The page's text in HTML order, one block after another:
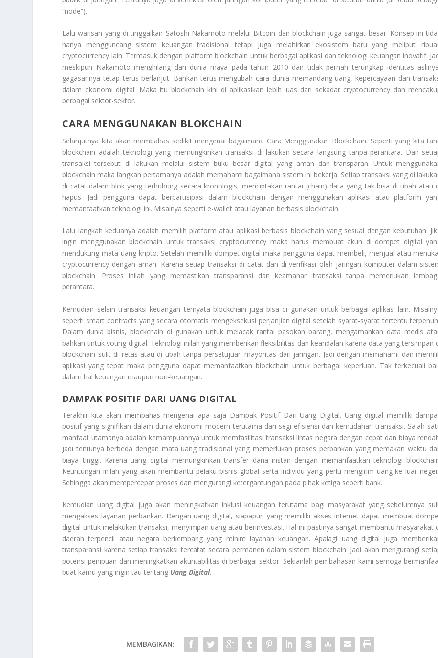
“node”).
Lalu warisan yang di tinggalkan Satoshi Nakamoto melalui Bitcoin dan blockchain juga sangat besar. Konsep ini
hanya mengguncang sistem keuangan tradisional tetapi juga melahirkan ekosistem baru yang meliputi
cryptocurrency lain. Termasuk dengan platform blockchain untuk berbagai aplikasi dan teknologi keuangan inovatif.
meskipun Nakamoto menghilang dari dunia maya pada tahun 2010 dan tidak pernah terungkap identitas
gagasannya tetap terus berlanjut. Bahkan terus mengubah cara dunia memandang uang, kepercayaan dan
dalam ekonomi digital. Maka itu blockchain kini di aplikasikan lebih luas dari sekadar cryptocurrency dan
berbagai sektor-sektor.
CARA MENGGUNAKAN BLOKCHAIN
Selanjutnya kita akan membahas sedikit mengenai bagaimana Cara Menggunakan Blockchain. Seperti yang kita
blockchain adalah teknologi yang memungkinkan transaksi di lakukan secara langsung tanpa perantara. Dan
transaksi tersebut di lakukan melalui sistem buku besar digital yang aman dan transparan. Untuk
blockchain maka langkah pertamanya adalah memahami bagaimana sistem ini bekerja. Setiap transaksi yang di
di catat dalam blok yang terhubung secara kronologis, menciptakan rantai (chain) data yang tak bisa di ubah atau
hapus. Jadi pengguna dapat berpartisipasi dalam blockchain dengan menggunakan aplikasi atau platform
memanfaatkan teknologi ini. Misalnya seperti e-wallet atau layanan berbasis blockchain.
Lalu langkah keduanya adalah memilih platform atau aplikasi berbasis blockchain yang sesuai dengan kebutuhan.
ingin menggunakan blockchain untuk transaksi cryptocurrency maka harus membuat akun di dompet digital
mendukung mata uang kripto. Setelah memiliki dompet digital maka pengguna dapat membeli, menjual atau
cryptocurrency dengan aman. Karena setiap transaksi di catat dan di verifikasi oleh jaringan komputer dalam
blockchain. Proses inilah yang memastikan transparansi dan keamanan transaksi tanpa memerlukan
perantara.
Kemudian selain transaksi keuangan ternyata blockchain juga bisa di gunakan untuk berbagai aplikasi lain.
seperti smart contracts yang secara otomatis mengeksekusi perjanjian digital setelah syarat-syarat tertentu
Dalam dunia bisnis, blockchain di gunakan untuk melacak rantai pasokan barang, mengamankan data medis
bahkan untuk voting digital. Teknologi inilah yang memberikan fleksibilitas dan keandalan karena data yang tersimpan
blockchain sulit di retas atau di ubah tanpa persetujuan mayoritas dari jaringan. Jadi dengan memahami dan
aplikasi yang tepat maka pengguna dapat memanfaatkan blockchain untuk berbagai keperluan. Tak terkecuali
dalam hal keuangan maupun non-keuangan.
DAMPAK POSITIF DARI UANG DIGITAL
Terakhir kita akan membahas mengenai apa saja Dampak Positif Dari Uang Digital. Uang digital memiliki
positif yang signifikan dalam dunia ekonomi modern terutama dari segi efisiensi dan kemudahan transaksi. Salah
manfaat utamanya adalah kemampuannya untuk memfasilitasi transaksi lintas negara dengan cepat dan biaya
Jadi tentunya berbeda dengan mata uang tradisional yang memerlukan proses perbankan yang memakan waktu
biaya tinggi. Karena uang digital memungkinkan transfer dana instan dengan memanfaatkan teknologi
Keuntungan inilah yang akan membantu pelaku bisnis global serta individu yang perlu mengirim uang ke luar
Sehingga akan mempercepat proses dan mengurangi ketergantungan pada pihak ketiga seperti bank.
Kemudian uang digital juga akan meningkatkan inklusi keuangan terutama bagi masyarakat yang sebelumnya
mengakses layanan perbankan. Dengan uang digital, siapapun yang memiliki akses internet dapat membuat
digital untuk melakukan transaksi, menyimpan uang atau berinvestasi. Hal ini pastinya sangat membantu masyarakat
daerah terpencil atau negara berkembang yang minim layanan keuangan. Apalagi uang digital juga
transparansi karena setiap transaksi tercatat secara permanen dalam sistem blockchain. Jadi akan mengurangi
potensi penipuan dan meningkatkan akuntabilitas di berbagai sektor. Sekianlah pembahasan kami semoga
buat kamu yang ingin tau tentang Uang Digital.
MEMBAGIKAN: